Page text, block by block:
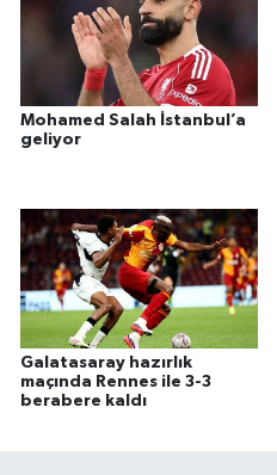
Mohamed Salah İstanbul’a
geliyor
Galatasaray hazırlık
maçında Rennes ile 3-3
berabere kaldı